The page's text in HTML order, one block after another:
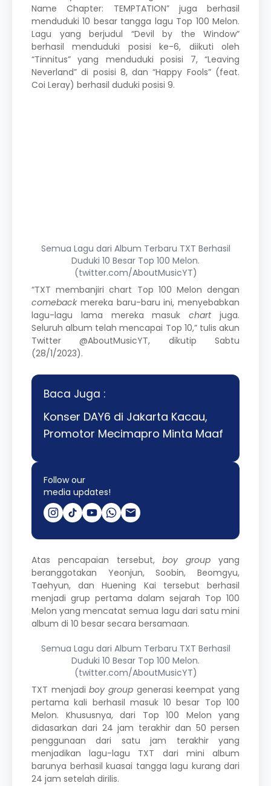
Name Chapter: TEMPTATION” juga berhasil
menduduki 10 besar tangga lagu Top 100 Melon.
Lagu yang berjudul “Devil by the Window”
berhasil menduduki posisi ke-6, diikuti oleh
“Tinnitus” yang menduduki posisi 7, “Leaving
Neverland” di posisi 8, dan “Happy Fools” (feat.
Coi Leray) berhasil duduki posisi 9.
Semua Lagu dari Album Terbaru TXT Berhasil
Duduki 10 Besar Top 100 Melon.
(twitter.com/AboutMusicYT)
“TXT membanjiri chart Top 100 Melon dengan
comeback mereka baru-baru ini, menyebabkan
lagu-lagu lama mereka masukchartjuga.
Seluruh album telah mencapai Top 10,” tulis akun
Twitter @AboutMusicYT, dikutip Sabtu
(28/1/2023).
Baca Juga :
Konser DAY6 di Jakarta Kacau,
Promotor Mecimapro Minta Maaf
Follow our
media updates!
Atas pencapaian tersebut,boy group yang
beranggotakan Yeonjun, Soobin, Beomgyu,
Taehyun, dan Huening Kai tersebut berhasil
menjadi grup pertama dalam sejarah Top 100
Melon yang mencatat semua lagu dari satu mini
album di 10 besar secara bersamaan.
Semua Lagu dari Album Terbaru TXT Berhasil
Duduki 10 Besar Top 100 Melon.
(twitter.com/AboutMusicYT)
TXT menjadiboy group generasi keempat yang
pertama kali berhasil masuk 10 besar Top 100
Melon. Khususnya, dari Top 100 Melon yang
didasarkan dari 24 jam terakhir dan 50 persen
penggunaan dari satu jam terakhir yang
menjadikan lagu-lagu TXT dari mini album
barunya berhasil kuasai tangga lagu kurang dari
24 jam setelah dirilis.